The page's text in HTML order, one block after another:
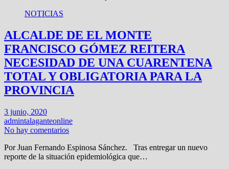
NOTICIAS
ALCALDE DE EL MONTE
FRANCISCO GÓMEZ REITERA
NECESIDAD DE UNA CUARENTENA
TOTAL Y OBLIGATORIA PARA LA
PROVINCIA
3 junio, 2020
admintalaganteonline
No hay comentarios
Por Juan Fernando Espinosa Sánchez. Tras entregar un nuevo
reporte de la situación epidemiológica que…